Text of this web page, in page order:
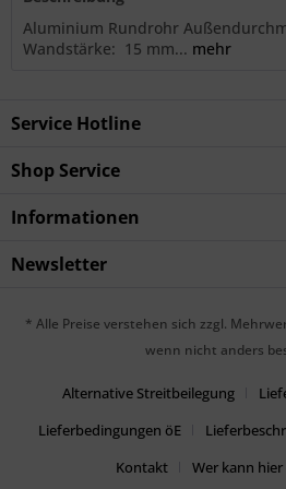
Aluminium Rundrohr
Wandstärke: 15 mm... mehr
Service Hotline
Shop Service
Informationen
Newsletter
* Alle Preise verstehen sich zzgl.
wenn nicht anders
Alternative Streitbeilegung
Lieferbedingungen öE
Kontakt
Wer kann